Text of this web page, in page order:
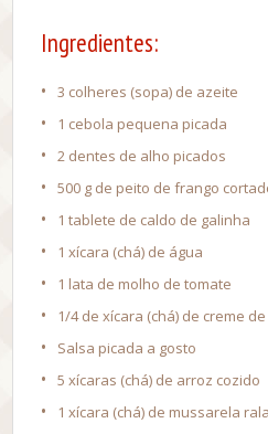
Ingredientes:
• 3 colheres (sopa) de azeite
• 1 cebola pequena picada
• 2 dentes de alho picados
• 500 g de peito de frango
• 1 tablete de caldo de galinha
• 1 xícara (chá) de água
• 1 lata de molho de tomate
• 1/4 de xícara (chá) de creme
• Salsa picada a gosto
• 5 xícaras (chá) de arroz cozido
• 1 xícara (chá) de mussarela